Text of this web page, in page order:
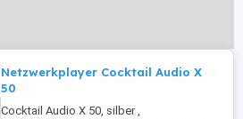
Netzwerkplayer Cocktail Audio X
50
Cocktail Audio X 50, silber ,